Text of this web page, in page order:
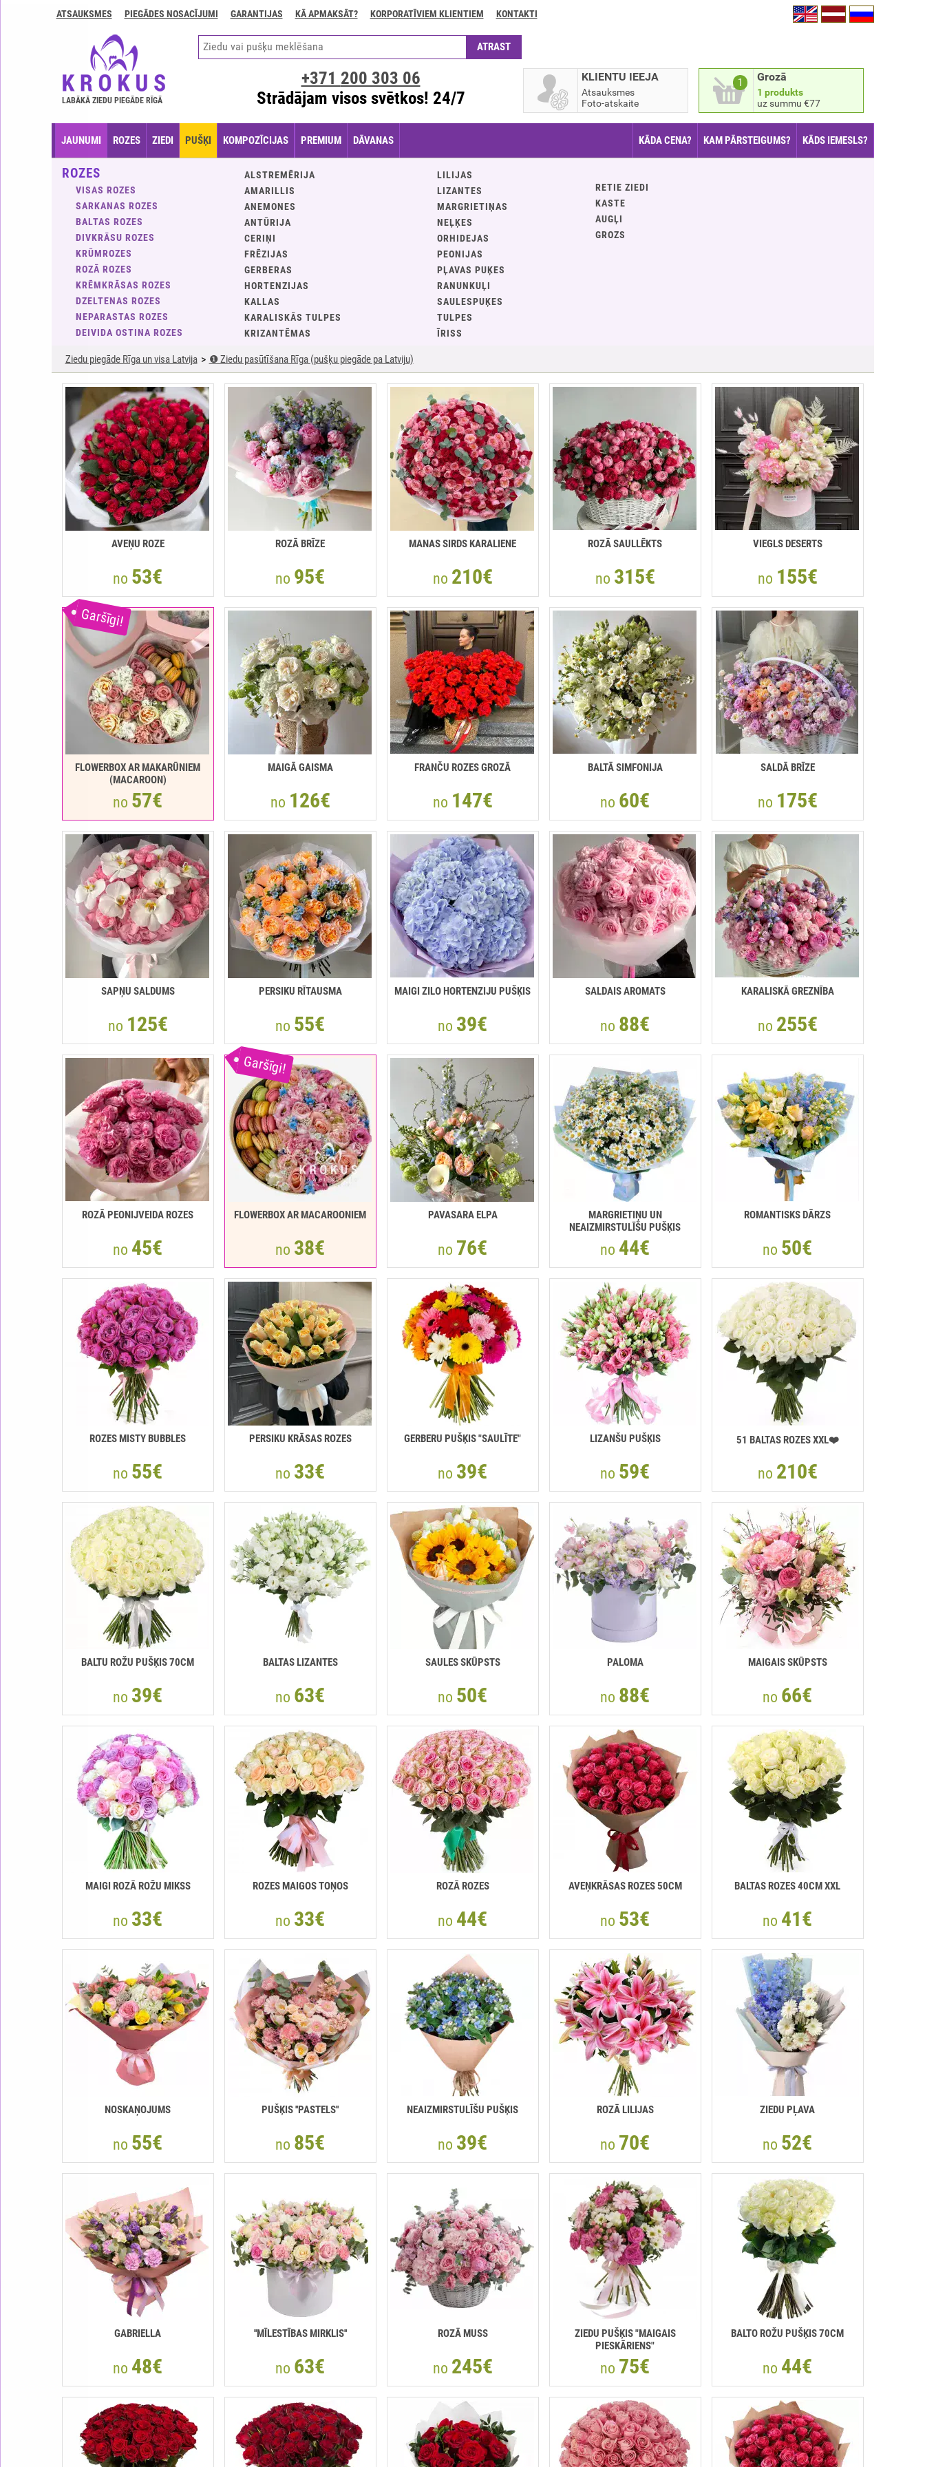
GARANTIJAS
apmaksāt?
ATSAUKSMES PIEGĀDES NOSACĪJUMI GARANTIJAS KĀ APMAKSĀT? KORPORATĪVIEM KLIENTIEM KONTAKTI
LABĀKĀ ZIEDU PIEGĀDE RĪGĀ
1 Grozā
1 produkts
uz summu €77
KLIENTU IEEJA
Atsauksmes
Foto-atskaite
+371 200 303 06
Strādājam visos svētkos! 24/7
JAUNUMI ROZES ZIEDI PUŠĶI KOMPOZĪCIJAS PREMIUM DĀVANAS KĀDA CENA? KAM PĀRSTEIGUMS? KĀDS IEMESLS?
ROZES
VISAS ROZES
SARKANAS ROZES
BALTAS ROZES
DIVKRĀSU ROZES
KRŪMROZES
ROZĀ ROZES
KRĒMKRĀSAS ROZES
DZELTENAS ROZES
NEPARASTAS ROZES
DEIVIDA OSTINA ROZES
ALSTREMĒRIJA
AMARILLIS
ANEMONES
ANTŪRIJA
CERIŅI
FRĒZIJAS
GERBERAS
HORTENZIJAS
KALLAS
KARALISKĀS TULPES
KRIZANTĒMAS
LILIJAS
LIZANTES
MARGRIETIŅAS
NEĻĶES
ORHIDEJAS
PEONIJAS
PĻAVAS PUĶES
RANUNKUĻI
SAULESPUĶES
TULPES
ĪRISS
RETIE ZIEDI
KASTE
AUGĻI
GROZS
Ziedu piegāde Rīga un visa Latvija ❶ Ziedu pasūtīšana Rīga (pušķu piegāde pa Latviju)
AVEŅU ROZE
no 53€
ROZĀ BRĪZE
no 95€
MANAS SIRDS KARALIENE
no 210€
ROZĀ SAULLĒKTS
no 315€
VIEGLS DESERTS
no 155€
Garšīgi!
FLOWERBOX AR MAKARŪNIEM
(MACAROON)
no 57€
MAIGĀ GAISMA
no 126€
FRANČU ROZES GROZĀ
no 147€
BALTĀ SIMFONIJA
no 60€
SALDĀ BRĪZE
no 175€
SAPŅU SALDUMS
no 125€
PERSIKU RĪTAUSMA
no 55€
MAIGI ZILO HORTENZIJU PUŠĶIS
no 39€
SALDAIS AROMATS
no 88€
KARALISKĀ GREZNĪBA
no 255€
ROZĀ PEONIJVEIDA ROZES
no 45€
Garšīgi!
FLOWERBOX AR MACAROONIEM
no 38€
PAVASARA ELPA
no 76€
MARGRIETIŅU UN
NEAIZMIRSTULĪŠU PUŠĶIS
no 44€
ROMANTISKS DĀRZS
no 50€
ROZES MISTY BUBBLES
no 55€
РERSIKU KRĀSAS ROZES
no 33€
GERBERU PUŠĶIS "SAULĪTE"
no 39€
LIZANŠU PUŠĶIS
no 59€
51 BALTAS ROZES XXL❤️
no 210€
BALTU ROŽU PUŠĶIS 70CM
no 39€
BALTAS LIZANTES
no 63€
SAULES SKŪPSTS
no 50€
PALOMA
no 88€
MAIGAIS SKŪPSTS
no 66€
MAIGI ROZĀ ROŽU MIKSS
no 33€
ROZES MAIGOS TOŅOS
no 33€
ROZĀ ROZES
no 44€
AVEŅKRĀSAS ROZES 50СМ
no 53€
BALTAS ROZES 40СМ XXL
no 41€
NOSKAŅOJUMS
no 55€
PUŠĶIS ''PASTELS''
no 85€
NEAIZMIRSTULĪŠU PUŠĶIS
no 39€
ROZĀ LILIJAS
no 70€
ZIEDU PĻAVA
no 52€
GABRIELLA
no 48€
''MĪLESTĪBAS MIRKLIS''
no 63€
ROZĀ MUSS
no 245€
ZIEDU PUŠĶIS "MAIGAIS
PIESKĀRIENS"
no 75€
BALTO ROŽU PUŠĶIS 70CM
no 44€